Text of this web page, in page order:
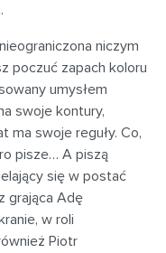
niczym
poczuć zapach koloru
umysłem
swoje kontury,
ma swoje reguły. Co,
pisze… A piszą
się w postać
grająca Adę
w roli
Piotr